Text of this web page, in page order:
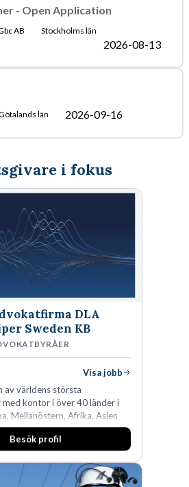
- Open Application
AB Stockholms län
2026-08-13
län 2026-09-16
i fokus
DLA
Sweden KB
Visa jobb
av världens största
kontor i över 40 länder i
Mellanöstern, Afrika, Asien
är specialister inom
alla områden och vi har några
på fem kontor i Stockholm,
Oslo och Helsingfors kan vi
Besök profil